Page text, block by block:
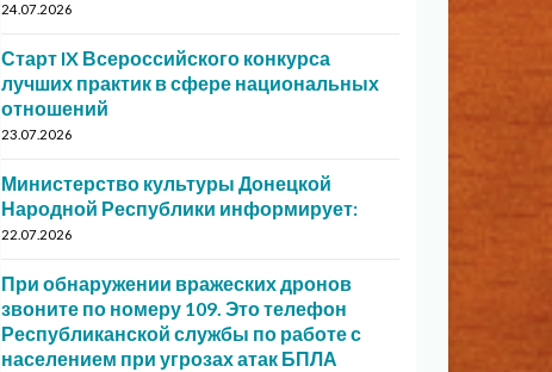
24.07.2026
Старт IX Всероссийского конкурса
лучших практик в сфере национальных
отношений
23.07.2026
Министерство культуры Донецкой
Народной Республики информирует:
22.07.2026
При обнаружении вражеских дронов
звоните по номеру 109. Это телефон
Республиканской службы по работе с
населением при угрозах атак БПЛА